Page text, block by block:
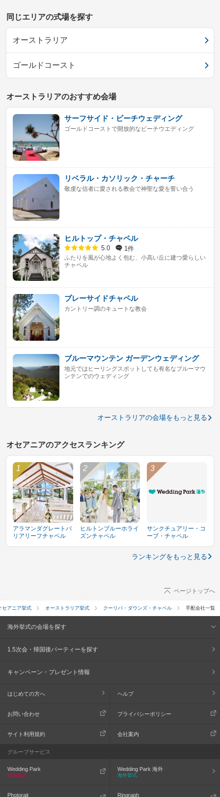
同じエリアの式場を探す
オーストラリア
ゴールドコースト
オーストラリアのおすすめ会場
サーフサイド・ビーチウェディング
ゴールドコーストで開放的なビーチウエディング
リベラル・カソリック・チャーチ
敬虔な信者に愛される教会で神聖な愛を誓い合う
ヒルトップ・チャペル
5.0 1件
ふたりを風が心地よく包む、小高い丘に建つ愛らしい
チャペル
ブレーサイドチャペル
カントリー調のキュートな教会
ブルーマウンテン ガーデンウェディング
地元ではヒーリングスポットしても有名なブルーマウ
ンテンでのウェディング
オーストラリアの会場をもっと見る
オセアニアのアクセスランキング
アラマンダグレートバ
リアリーフチャペル
ヒルトンブルーホライ
ズンチャペル
サンクチュアリー・コ
ーブ・チャペル
ランキングをもっと見る
ページトップへ
セアニア挙式 オーストラリア挙式 クーリバ・ダウンズ・チャペル 手配会社一覧
海外挙式の会場を探す
1.5次会・帰国後パーティーを探す
キャンペーン・プレゼント情報
はじめての方へ ヘルプ
お問い合わせ プライバシーポリシー
サイト利用規約 会社案内
グループサービス
Wedding Park
国内挙式
Wedding Park 海外
海外挙式
Photorait Ringraph